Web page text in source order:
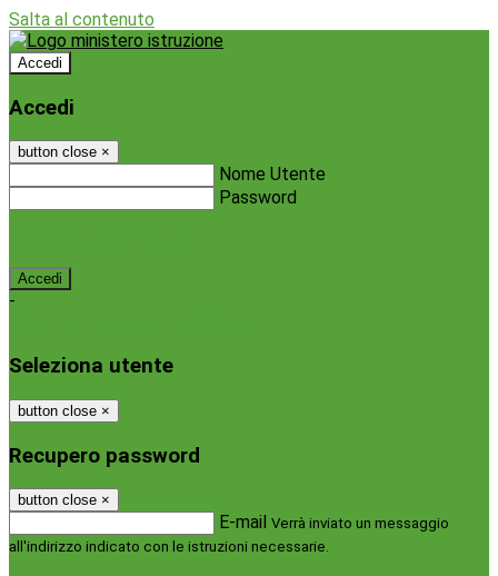
Salta al contenuto
Accedi
Accedi
button close ×
Nome Utente
Password
-
Seleziona utente
button close ×
Recupero password
button close ×
E-mail Verrà inviato un messaggio
all'indirizzo indicato con le istruzioni necessarie.